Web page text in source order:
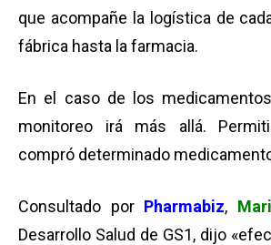
que acompañe la logística de
fábrica hasta la farmacia.
En el caso de los
monitoreo irá más allá.
compró determinado
Consultado por Pharmabiz,
Desarrollo Salud de GS1, dijo